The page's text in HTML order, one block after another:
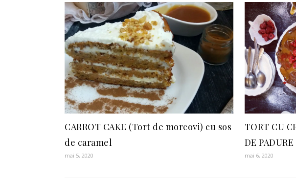
CARROT CAKE (Tort de morcovi) cu sos
de caramel
mai 5, 2020
TORT CU
DE PADURE
mai 6, 2020